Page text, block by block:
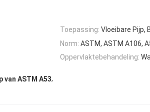
Toepassing: Vloeibare Pijp,
Norm: ASTM, ASTM A106,
Oppervlaktebehandeling:
van ASTM A53,